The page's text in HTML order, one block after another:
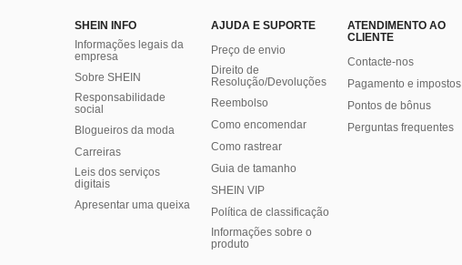
SHEIN INFO
Informações legais da
empresa
Sobre SHEIN
Responsabilidade
social
Blogueiros da moda
Carreiras
Leis dos serviços
digitais
Apresentar uma queixa
AJUDA E SUPORTE
Preço de envio
Direito de
Resolução/Devoluções
Reembolso
Como encomendar
Como rastrear
Guia de tamanho
SHEIN VIP
Política de classificação
​Informações sobre o
produto
ATENDIMENTO AO
CLIENTE
Contacte-nos
Pagamento e impostos
Pontos de bônus
Perguntas frequentes